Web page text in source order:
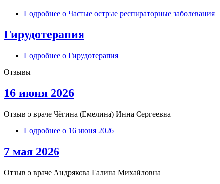
Подробнее о Частые острые респираторные заболевания
Гирудотерапия
Подробнее о Гирудотерапия
Отзывы
16 июня 2026
Отзыв о враче Чёгина (Емелина) Инна Сергеевна
Подробнее о 16 июня 2026
7 мая 2026
Отзыв о враче Андрякова Галина Михайловна